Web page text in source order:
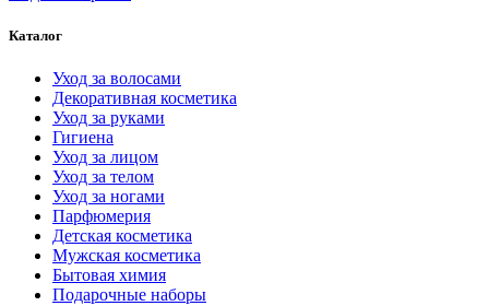
Каталог
Уход за волосами
Декоративная косметика
Уход за руками
Гигиена
Уход за лицом
Уход за телом
Уход за ногами
Парфюмерия
Детская косметика
Мужская косметика
Бытовая химия
Подарочные наборы